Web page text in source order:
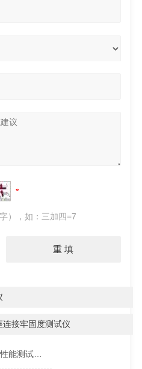
），如：三加四=7
接牢固度测试仪
注射器性能测试仪的简单介绍